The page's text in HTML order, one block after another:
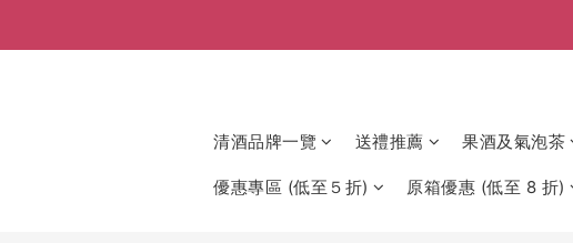
清酒品牌一覽 送禮推薦 果酒及氣泡茶
優惠專區 (低至５折) 原箱優惠 (低至 8 折)